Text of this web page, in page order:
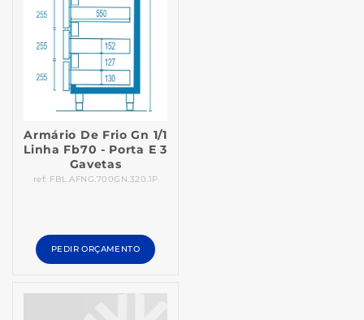
Armário De Frio Gn 1/1
Linha Fb70 - Porta E 3
Gavetas
ref: FBL.AFNG.700GN.320.1P
PEDIR ORÇAMENTO